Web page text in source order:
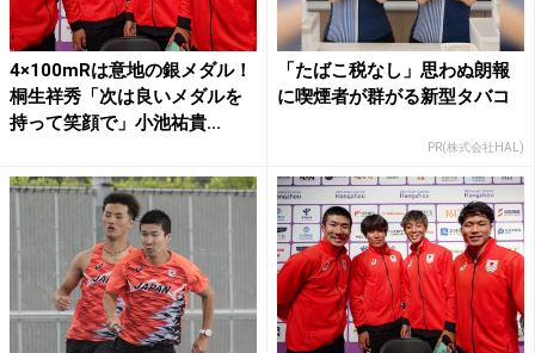
4×100mRは意地の銀メダル！
桐生祥秀「次は良いメダルを
持って笑顔で」小池祐貴...
「たばこ税なし」思わぬ朗報
に喫煙者が群がる新型タバコ
PR(株式会社HAL)